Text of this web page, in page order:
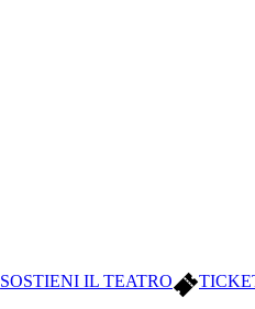
SOSTIENI IL TEATRO